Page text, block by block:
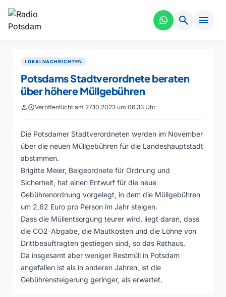
search menu
LOKALNACHRICHTEN
Potsdams Stadtverordnete beraten
über höhere Müllgebühren
personscheduleVeröffentlicht am 27.10.2023 um 06:33 Uhr
Die Potsdamer Stadtverordneten werden im November
über die neuen Müllgebühren für die Landeshauptstadt
abstimmen.
Brigitte Meier, Beigeordnete für Ordnung und
Sicherheit, hat einen Entwurf für die neue
Gebührenordnung vorgelegt, in dem die Müllgebühren
um 2,62 Euro pro Person im Jahr steigen.
Dass die Müllentsorgung teurer wird, liegt daran, dass
die CO2-Abgabe, die Mautkosten und die Löhne von
Drittbeauftragten gestiegen sind, so das Rathaus.
Da insgesamt aber weniger Restmüll in Potsdam
angefallen ist als in anderen Jahren, ist die
Gebührensteigerung geringer, als erwartet.